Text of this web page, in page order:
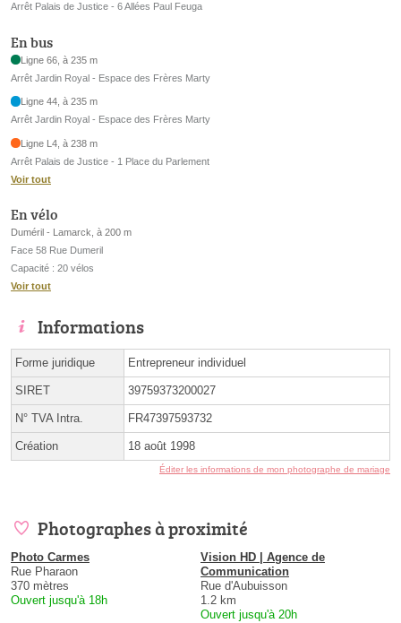
Arrêt Palais de Justice - 6 Allées Paul Feuga
En bus
Ligne 66, à 235 m
Arrêt Jardin Royal - Espace des Frères Marty
Ligne 44, à 235 m
Arrêt Jardin Royal - Espace des Frères Marty
Ligne L4, à 238 m
Arrêt Palais de Justice - 1 Place du Parlement
Voir tout
En vélo
Duméril - Lamarck, à 200 m
Face 58 Rue Dumeril
Capacité : 20 vélos
Voir tout
Informations
Forme juridique Entrepreneur individuel
SIRET 39759373200027
N° TVA Intra. FR47397593732
Création 18 août 1998
Éditer les informations de mon photographe de mariage
Photographes à proximité
Photo Carmes
Rue Pharaon
370 mètres
Ouvert jusqu'à 18h
Vision HD | Agence de
Communication
Rue d'Aubuisson
1.2 km
Ouvert jusqu'à 20h